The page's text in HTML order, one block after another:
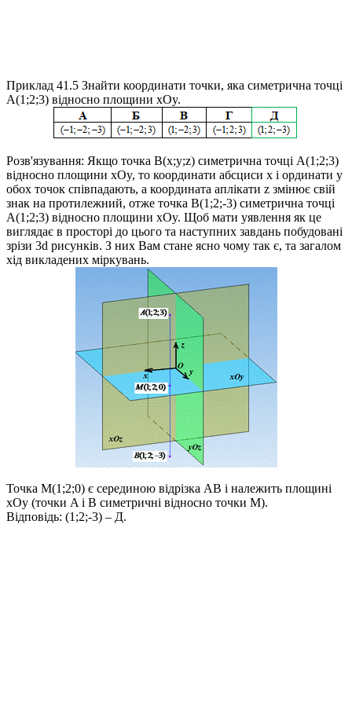
Приклад 41.5 Знайти координати точки, яка симетрична точці
A(1;2;3) відносно площини xOy.
Розв'язування: Якщо точка B(x;y;z) симетрична точці A(1;2;3)
відносно площини xOy, то координати абсциси x і ординати y
обох точок співпадають, а координата аплікати z змінює свій
знак на протилежний, отже точка B(1;2;-3) симетрична точці
A(1;2;3) відносно площини xOy. Щоб мати уявлення як це
виглядає в просторі до цього та наступних завдань побудовані
зрізи 3d рисунків. З них Вам стане ясно чому так є, та загалом
хід викладених міркувань.
Точка M(1;2;0) є серединою відрізка AB і належить площині
xOy (точки A і B симетричні відносно точки M).
Відповідь: (1;2;-3) – Д.